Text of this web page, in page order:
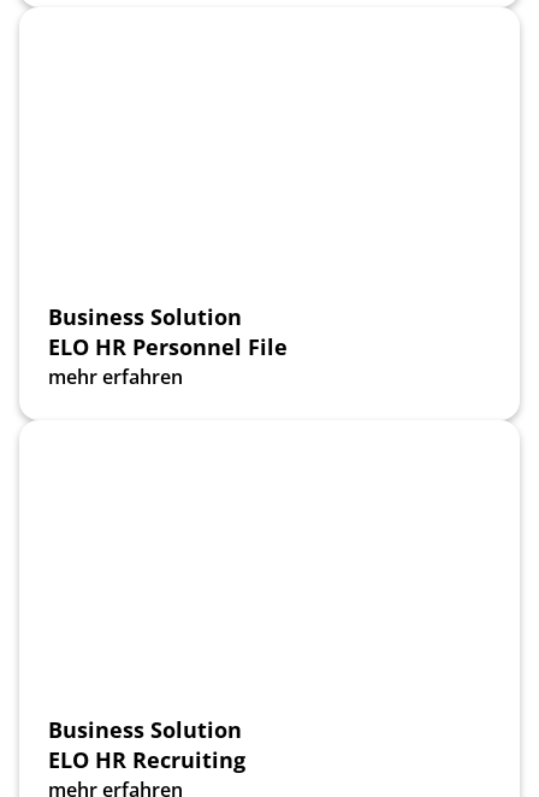
Business Solution
ELO HR Personnel File
mehr erfahren
Business Solution
ELO HR Recruiting
mehr erfahren